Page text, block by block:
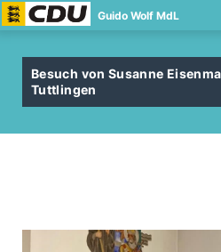
Guido Wolf MdL
Besuch von Susanne
Tuttlingen